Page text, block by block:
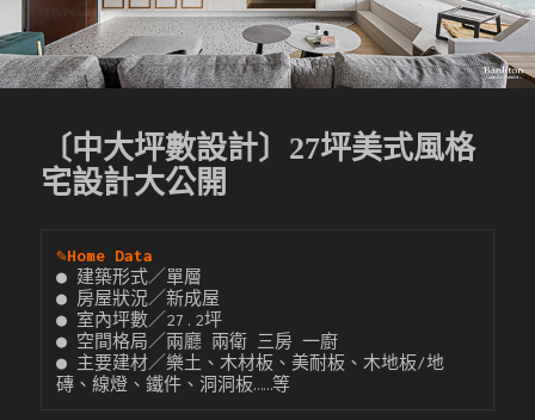
〔中大坪數設計〕27坪美式風格
宅設計大公開
✎Home Data
● 建築形式／單層
● 房屋狀況／新成屋
● 室內坪數／27.2坪
● 空間格局／兩廳 兩衛 三房 一廚
● 主要建材／樂土、木材板、美耐板、木地板/地
磚、線燈、鐵件、洞洞板……等